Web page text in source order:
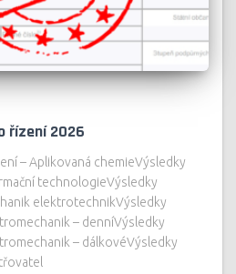
řízení 2026
– Aplikovaná chemieVýsledky
technologieVýsledky
elektrotechnikVýsledky
– denníVýsledky
– dálkovéVýsledky